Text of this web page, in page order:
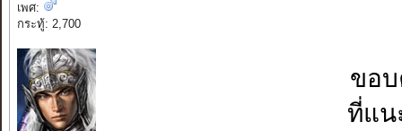
เพศ:
กระทู้: 2,700
ขอ
ที่แน